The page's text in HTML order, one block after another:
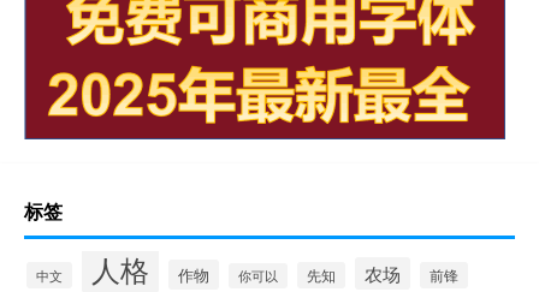
标签
中文 人格 作物 你可以 先知 农场
前锋